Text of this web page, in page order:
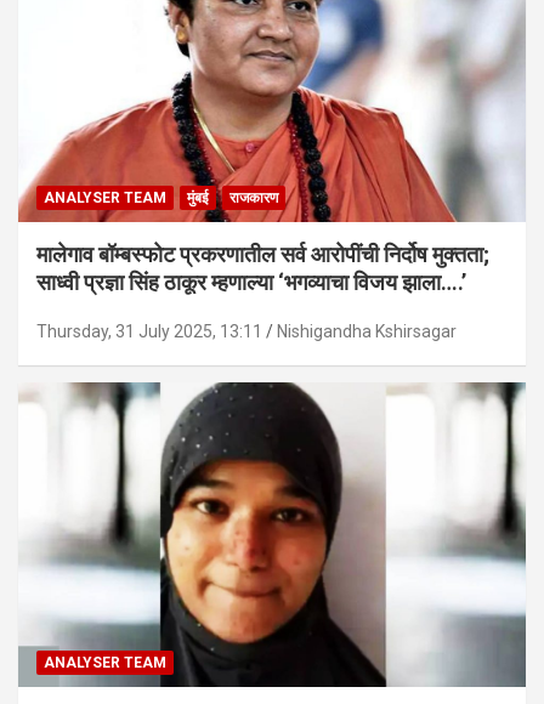
ANALYSER TEAM मुंबई राजकारण
मालेगाव बॉम्बस्फोट प्रकरणातील सर्व आरोपींची निर्दोष मुक्तता;
साध्वी प्रज्ञा सिंह ठाकूर म्हणाल्या ‘भगव्याचा विजय झाला….’
Thursday, 31 July 2025, 13:11 Nishigandha Kshirsagar
ANALYSER TEAM